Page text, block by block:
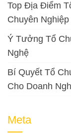
Top Địa Điểm
Chuyên Nghiệp
Ý Tưởng Tổ
Nghệ
Bí Quyết Tổ
Cho Doanh
Meta